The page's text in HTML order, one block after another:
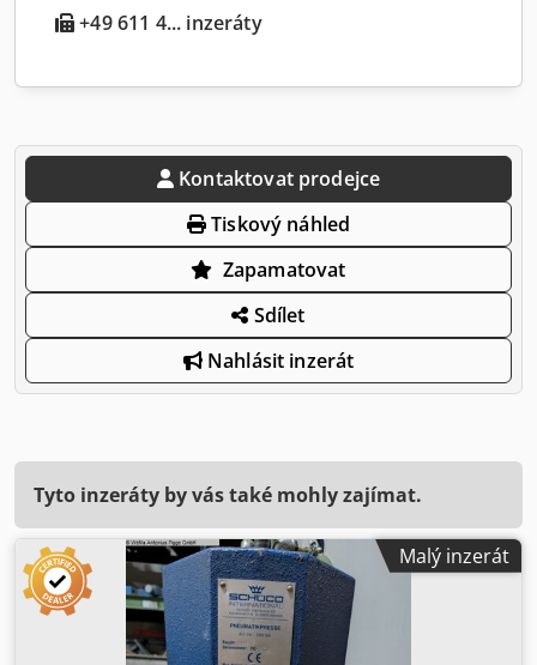
+49 611 4... inzeráty
Kontaktovat prodejce
Tiskový náhled
Zapamatovat
Sdílet
Nahlásit inzerát
Tyto inzeráty by vás také mohly zajímat.
Malý inzerát